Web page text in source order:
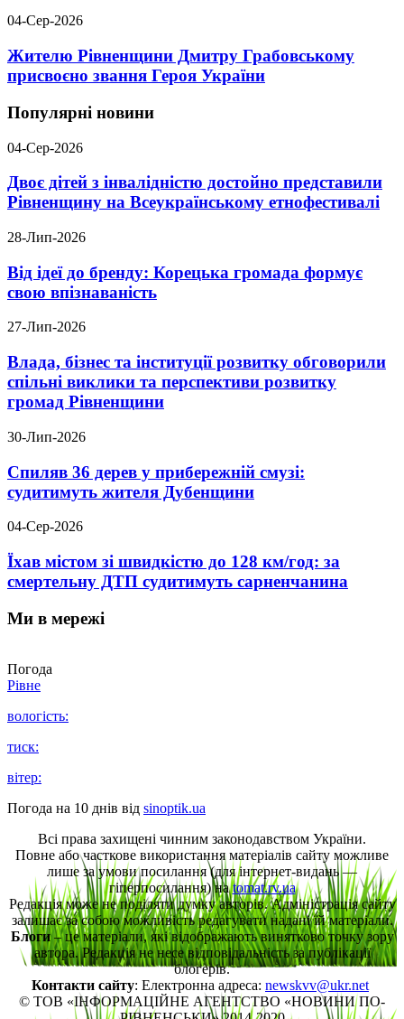
04-Сер-2026
Жителю Рівненщини Дмитру Грабовському
присвоєно звання Героя України
Популярні новини
04-Сер-2026
Двоє дітей з інвалідністю достойно представили
Рівненщину на Всеукраїнському етнофестивалі
28-Лип-2026
Від ідеї до бренду: Корецька громада формує
свою впізнаваність
27-Лип-2026
Влада, бізнес та інституції розвитку обговорили
спільні виклики та перспективи розвитку
громад Рівненщини
30-Лип-2026
Спиляв 36 дерев у прибережній смузі:
судитимуть жителя Дубенщини
04-Сер-2026
Їхав містом зі швидкістю до 128 км/год: за
смертельну ДТП судитимуть сарненчанина
Ми в мережі
Погода
Рівне
вологість:
тиск:
вітер:
Погода на 10 днів від sinoptik.ua
Всі права захищені чинним законодавством України.
Повне або часткове використання матеріалів сайту можливе
лише за умови посилання (для інтернет-видань —
гіперпосилання) наtomat.rv.ua
Редакція може не поділяти думку авторів. Адміністрація сайту
залишає за собою можливість редагувати надані їй матеріали.
Блоги– це матеріали, які відображають винятково точку зору
автора. Редакція не несе відповідальність за публікації
блогерів.
Контакти сайту: Електронна адреса: newskvv@ukr.net
© ТОВ «ІНФОРМАЦІЙНЕ АГЕНТСТВО «НОВИНИ ПО-